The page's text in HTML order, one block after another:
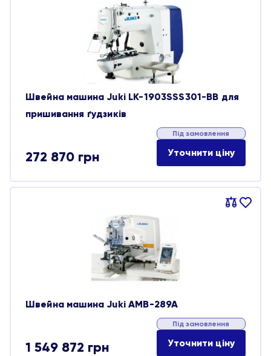
Швейна машина Juki LK-1903SSS301-BB для
пришивання ґудзиків
272 870 грн
Під замовлення
Уточнити ціну
Порівняти
В
Швейна машина Juki AMB-289A
1 549 872 грн
Під замовлення
Уточнити ціну